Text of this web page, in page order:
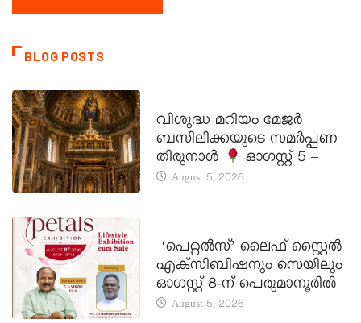
BLOG POSTS
വിശുദ്ധ മറിയം മേജർ
ബസിലിക്കയുടെ സമർപ്പണ
തിരുനാൾ
ഓഗസ്റ്റ് 5 –
August 5, 2026
‘പെറ്റൽസ്’ ലൈഫ് സ്റ്റൈൽ
എക്സിബിഷനും സെയിലും
ഓഗസ്റ്റ് 8-ന് പെരുമാനൂരിൽ
August 5, 2026